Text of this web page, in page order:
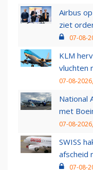
Airbus
ziet
07-08-
KLM
vluchten
07-08-
National
met
07-08-
SWISS
afscheid
07-08-